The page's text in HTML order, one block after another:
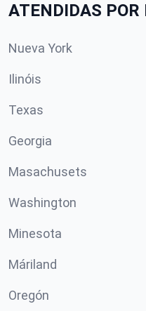
ATENDIDAS
Nueva York
Ilinóis
Texas
Georgia
Masachusets
Washington
Minesota
Máriland
Oregón